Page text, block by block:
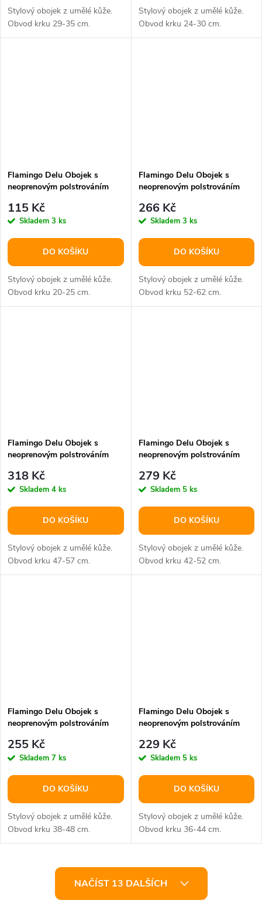
Stylový obojek z umělé kůže.
Obvod krku 29-35 cm.
Stylový obojek z umělé kůže.
Obvod krku 24-30 cm.
Flamingo Delu Obojek s
neoprenovým polstrováním
115 Kč
Skladem 3 ks
DO KOŠÍKU
Stylový obojek z umělé kůže.
Obvod krku 20-25 cm.
Flamingo Delu Obojek s
neoprenovým polstrováním
266 Kč
Skladem 3 ks
DO KOŠÍKU
Stylový obojek z umělé kůže.
Obvod krku 52-62 cm.
Flamingo Delu Obojek s
neoprenovým polstrováním
318 Kč
Skladem 4 ks
DO KOŠÍKU
Stylový obojek z umělé kůže.
Obvod krku 47-57 cm.
Flamingo Delu Obojek s
neoprenovým polstrováním
279 Kč
Skladem 5 ks
DO KOŠÍKU
Stylový obojek z umělé kůže.
Obvod krku 42-52 cm.
Flamingo Delu Obojek s
neoprenovým polstrováním
255 Kč
Skladem 7 ks
DO KOŠÍKU
Stylový obojek z umělé kůže.
Obvod krku 38-48 cm.
Flamingo Delu Obojek s
neoprenovým polstrováním
229 Kč
Skladem 5 ks
DO KOŠÍKU
Stylový obojek z umělé kůže.
Obvod krku 36-44 cm.
NAČÍST 13 DALŠÍCH